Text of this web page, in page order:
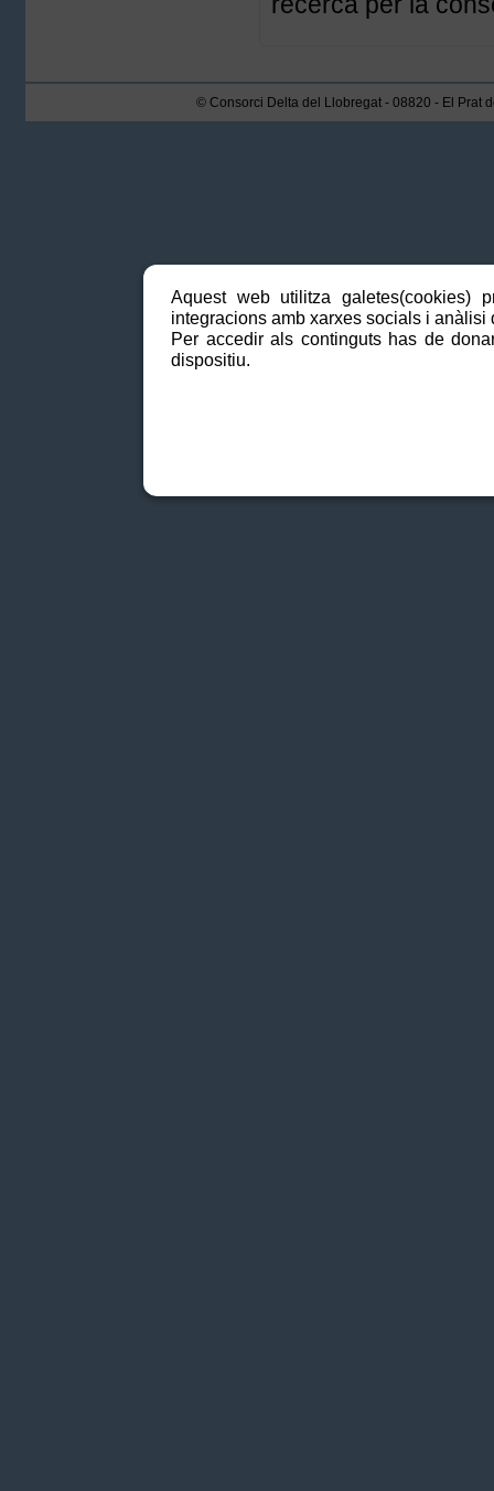
© Consorci Delta del Llobregat - 08820 - El Prat
Aquest web utilitza galetes(cookies)
integracions amb xarxes socials i anàlisi
Per accedir als continguts has de
dispositiu.